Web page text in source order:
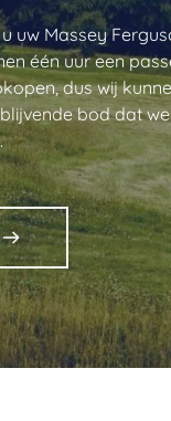
uw Massey
één uur een
dus wij
bod dat